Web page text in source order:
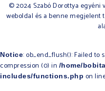
© 2024 Szabó Dorottya egyéni
weboldal és a benne megjelent
Notice: ob_end_flush(): Failed
compression (0) in /home/
includes/functions.php on